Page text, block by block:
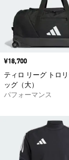
価格
¥18,700
ティロ リーグ トロ
ッグ（大）
パフォーマンス